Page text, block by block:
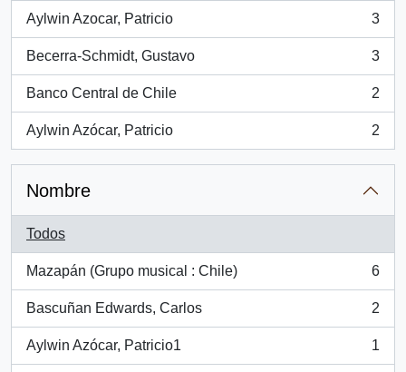
Aylwin Azocar, Patricio
, 3 resultados
3
Becerra-Schmidt, Gustavo
, 3 resultados
3
Banco Central de Chile
, 2 resultados
2
Aylwin Azócar, Patricio
, 2 resultados
2
Nombre
Todos
Mazapán (Grupo musical : Chile)
, 6 resultados
6
Bascuñan Edwards, Carlos
, 2 resultados
2
Aylwin Azócar, Patricio1
, 1 resultados
1